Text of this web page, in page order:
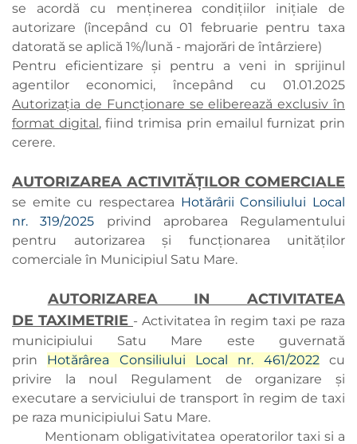
se acordă cu menținerea condițiilor inițiale de
autorizare (începând cu 01 februarie pentru taxa
datorată se aplică 1%/lună - majorări de întârziere)
Pentru eficientizare și pentru a veni in sprijinul
agentilor economici, începând cu 01.01.2025
Autorizația de Funcționare se eliberează exclusiv în
format digital , fiind trimisa prin emailul furnizat prin
cerere.
AUTORIZAREA ACTIVITĂȚILOR COMERCIALE
se emite cu respectarea Hotărârii Consiliului Local
nr. 319/2025 privind aprobarea Regulamentului
pentru autorizarea şi funcţionarea unităţilor
comerciale în Municipiul Satu Mare.
AUTORIZAREA IN ACTIVITATEA
DE TAXIMETRIE - Activitatea în regim taxi pe raza
municipiului Satu Mare este guvernată
prin Hotărârea Consiliului Local nr. 461/2022cu
privire la noul Regulament de organizare și
executare a serviciului de transport în regim de taxi
pe raza municipiului Satu Mare.
Mentionam obligativitatea operatorilor taxi si a